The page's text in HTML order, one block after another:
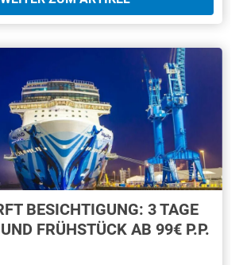
BESICHTIGUNG: 3 TAGE
FRÜHSTÜCK AB 99€ P.P.